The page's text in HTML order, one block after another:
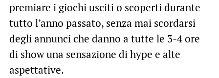
premiare i giochi usciti o scoperti durante
tutto l’anno passato, senza mai scordarsi
degli annunci che danno a tutte le 3-4 ore
di show una sensazione di hype e alte
aspettative.